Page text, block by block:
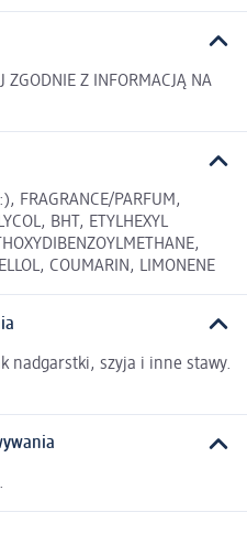
ZGODNIE Z INFORMACJĄ NA
FRAGRANCE/PARFUM,
BHT, ETYLHEXYL
COUMARIN, LIMONENE
nadgarstki, szyja i inne stawy.